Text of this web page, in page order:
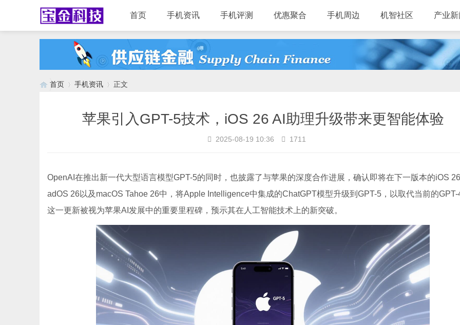
首页 手机资讯 手机评测 优惠聚合 手机周边 机智社区 产业新
首页 手机资讯 正文
苹果引入GPT-5技术，iOS 26 AI助理升级带来更智能体验
2025-08-19 10:36 1711
OpenAI在推出新一代大型语言模型GPT-5的同时，也披露了与苹果的深度合作进展，确认即将在下一版本的iOS
adOS 26以及macOS Tahoe 26中，将Apple Intelligence中集成的ChatGPT模型升级到GPT-5，以取代当前的GPT-4
这一更新被视为苹果AI发展中的重要里程碑，预示其在人工智能技术上的新突破。